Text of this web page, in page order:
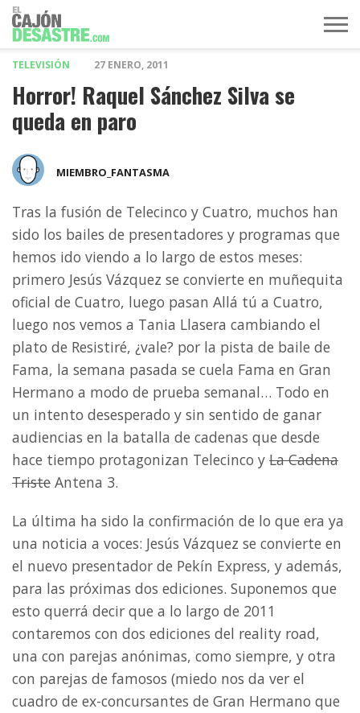
TELEVISIÓN 27 ENERO, 2011
Horror! Raquel Sánchez Silva se
queda en paro
MIEMBRO_FANTASMA
Tras la fusión de Telecinco y Cuatro, muchos han
sido los bailes de presentadores y programas que
hemos ido viendo a lo largo de estos meses:
primero Jesús Vázquez se convierte en muñequita
oficial de Cuatro, luego pasan Allá tú a Cuatro,
luego nos vemos a Tania Llasera cambiando el
plato de Resistiré, ¿vale? por la pista de baile de
Fama, la semana pasada se cuela Fama en Gran
Hermano a modo de prueba semanal… Todo en
un intento desesperado y sin sentido de ganar
audiencias en la batalla de cadenas que desde
hace tiempo protagonizan Telecinco y La Cadena
Triste Antena 3.
La última ha sido la confirmación de lo que era ya
una noticia a voces: Jesús Vázquez se convierte en
el nuevo presentador de Pekín Express, y además,
para las próximas dos ediciones. Suponemos que
esto querrá decir que a lo largo de 2011
contaremos con dos ediciones del reality road,
una con parejas anónimas, como siempre, y otra
con parejas de famosos (miedo nos da ver el
cuadro de ex-concursantes de Gran Hermano que